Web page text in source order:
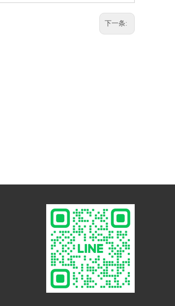
下一条: